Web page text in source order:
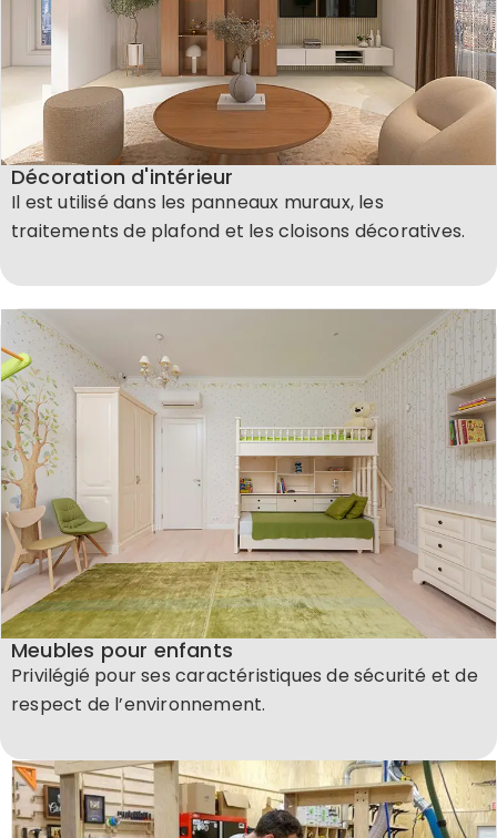
Décoration d'intérieur
Il est utilisé dans les panneaux muraux, les
traitements de plafond et les cloisons décoratives.
Meubles pour enfants
Privilégié pour ses caractéristiques de sécurité et de
respect de l’environnement.